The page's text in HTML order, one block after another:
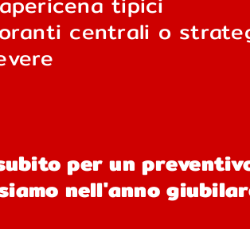
centrali o
per un
nell'anno